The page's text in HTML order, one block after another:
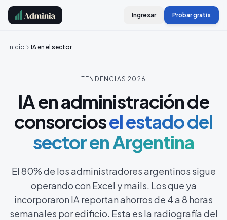
Ingresar Probar gratis
Inicio IA en el sector
TENDENCIAS 2026
IA en administración de
consorciosel estado del
sector en Argentina
El 80% de los administradores argentinos sigue
operando con Excel y mails. Los que ya
incorporaron IA reportan ahorros de 4 a 8 horas
semanales por edificio. Esta es la radiografía del